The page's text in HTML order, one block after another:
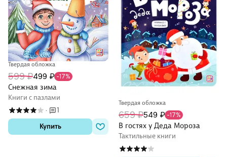
Твердая обложка
599 ₽499 ₽ -17%
Снежная зима
Книги с пазлами
·
1
Купить
Твердая обложка
659 ₽549 ₽ -17%
В гостях у Деда Мороза
Тактильные книги